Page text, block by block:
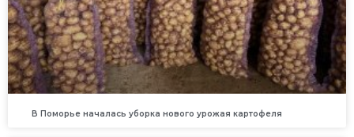
В Поморье началась уборка нового урожая картофеля